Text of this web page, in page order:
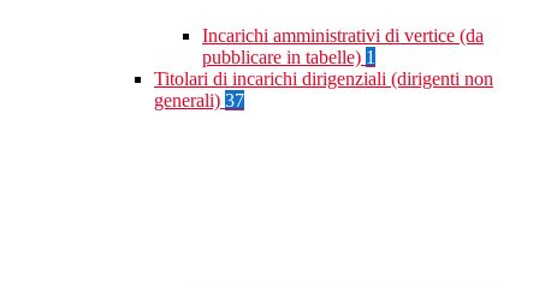
Incarichi amministrativi di vertice (da
pubblicare in tabelle) 1
Titolari di incarichi dirigenziali (dirigenti non
generali) 37